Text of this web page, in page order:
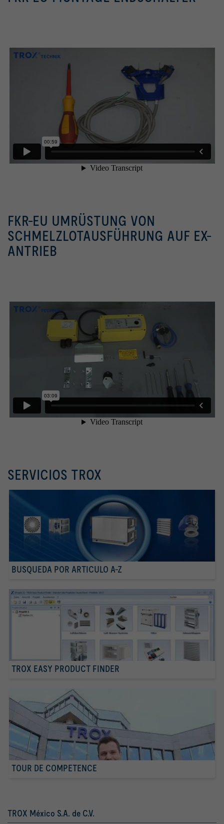
FKR-EU UMRÜSTUNG VON
SCHMELZLOTAUSFÜHRUNG AUF EX-
ANTRIEB
SERVICIOS TROX
BUSQUEDA POR ARTICULO A-Z
TROX EASY PRODUCT FINDER
TOUR DE COMPETENCE
TROX México S.A. de C.V.